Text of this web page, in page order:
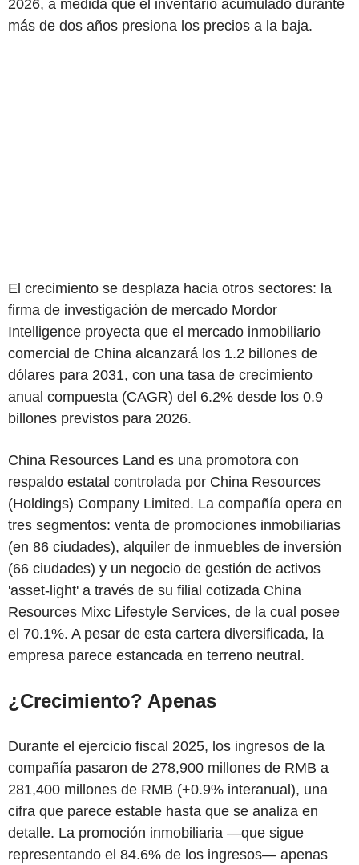
2026, a medida que el inventario acumulado durante
más de dos años presiona los precios a la baja.
El crecimiento se desplaza hacia otros sectores: la
firma de investigación de mercado Mordor
Intelligence proyecta que el mercado inmobiliario
comercial de China alcanzará los 1.2 billones de
dólares para 2031, con una tasa de crecimiento
anual compuesta (CAGR) del 6.2% desde los 0.9
billones previstos para 2026.
China Resources Land es una promotora con
respaldo estatal controlada por China Resources
(Holdings) Company Limited. La compañía opera en
tres segmentos: venta de promociones inmobiliarias
(en 86 ciudades), alquiler de inmuebles de inversión
(66 ciudades) y un negocio de gestión de activos
'asset-light' a través de su filial cotizada China
Resources Mixc Lifestyle Services, de la cual posee
el 70.1%. A pesar de esta cartera diversificada, la
empresa parece estancada en terreno neutral.
¿Crecimiento? Apenas
Durante el ejercicio fiscal 2025, los ingresos de la
compañía pasaron de 278,900 millones de RMB a
281,400 millones de RMB (+0.9% interanual), una
cifra que parece estable hasta que se analiza en
detalle. La promoción inmobiliaria —que sigue
representando el 84.6% de los ingresos— apenas